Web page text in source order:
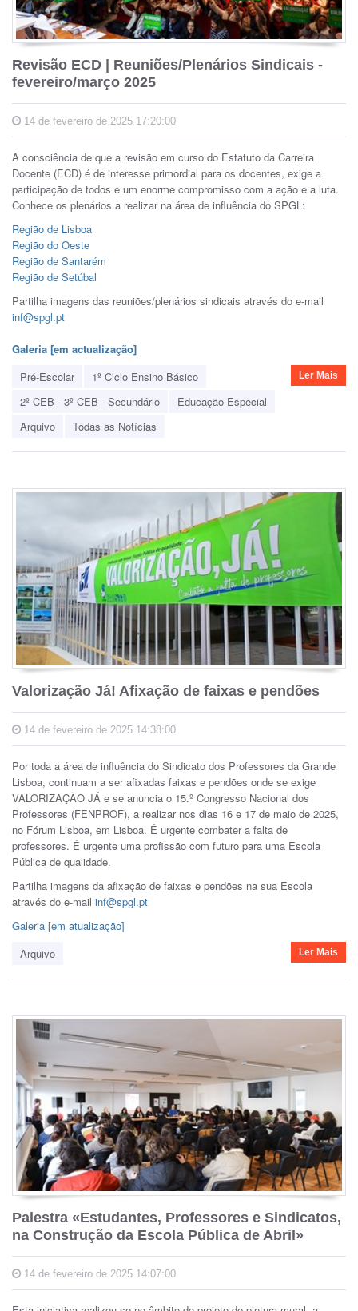
Revisão ECD | Reuniões/Plenários Sindicais -
fevereiro/março 2025
14 de fevereiro de 2025 17:20:00
A consciência de que a revisão em curso do Estatuto da Carreira
Docente (ECD) é de interesse primordial para os docentes, exige a
participação de todos e um enorme compromisso com a ação e a luta.
Conhece os plenários a realizar na área de influência do SPGL:
Região de Lisboa
Região do Oeste
Região de Santarém
Região de Setúbal
Partilha imagens das reuniões/plenários sindicais através do e-mail
inf@spgl.pt
Galeria [em actualização]
Pré-Escolar
1º Ciclo Ensino Básico
2º CEB - 3º CEB - Secundário
Educação Especial
Arquivo
Todas as Notícias
Ler Mais
Valorização Já! Afixação de faixas e pendões
14 de fevereiro de 2025 14:38:00
Por toda a área de influência do Sindicato dos Professores da Grande
Lisboa, continuam a ser afixadas faixas e pendões onde se exige
VALORIZAÇÃO JÁ e se anuncia o 15.º Congresso Nacional dos
Professores (FENPROF), a realizar nos dias 16 e 17 de maio de 2025,
no Fórum Lisboa, em Lisboa. É urgente combater a falta de
professores. É urgente uma profissão com futuro para uma Escola
Pública de qualidade.
Partilha imagens da afixação de faixas e pendões na sua Escola
através do e-mail inf@spgl.pt
Galeria [em atualização]
Arquivo
Ler Mais
Palestra «Estudantes, Professores e Sindicatos,
na Construção da Escola Pública de Abril»
14 de fevereiro de 2025 14:07:00